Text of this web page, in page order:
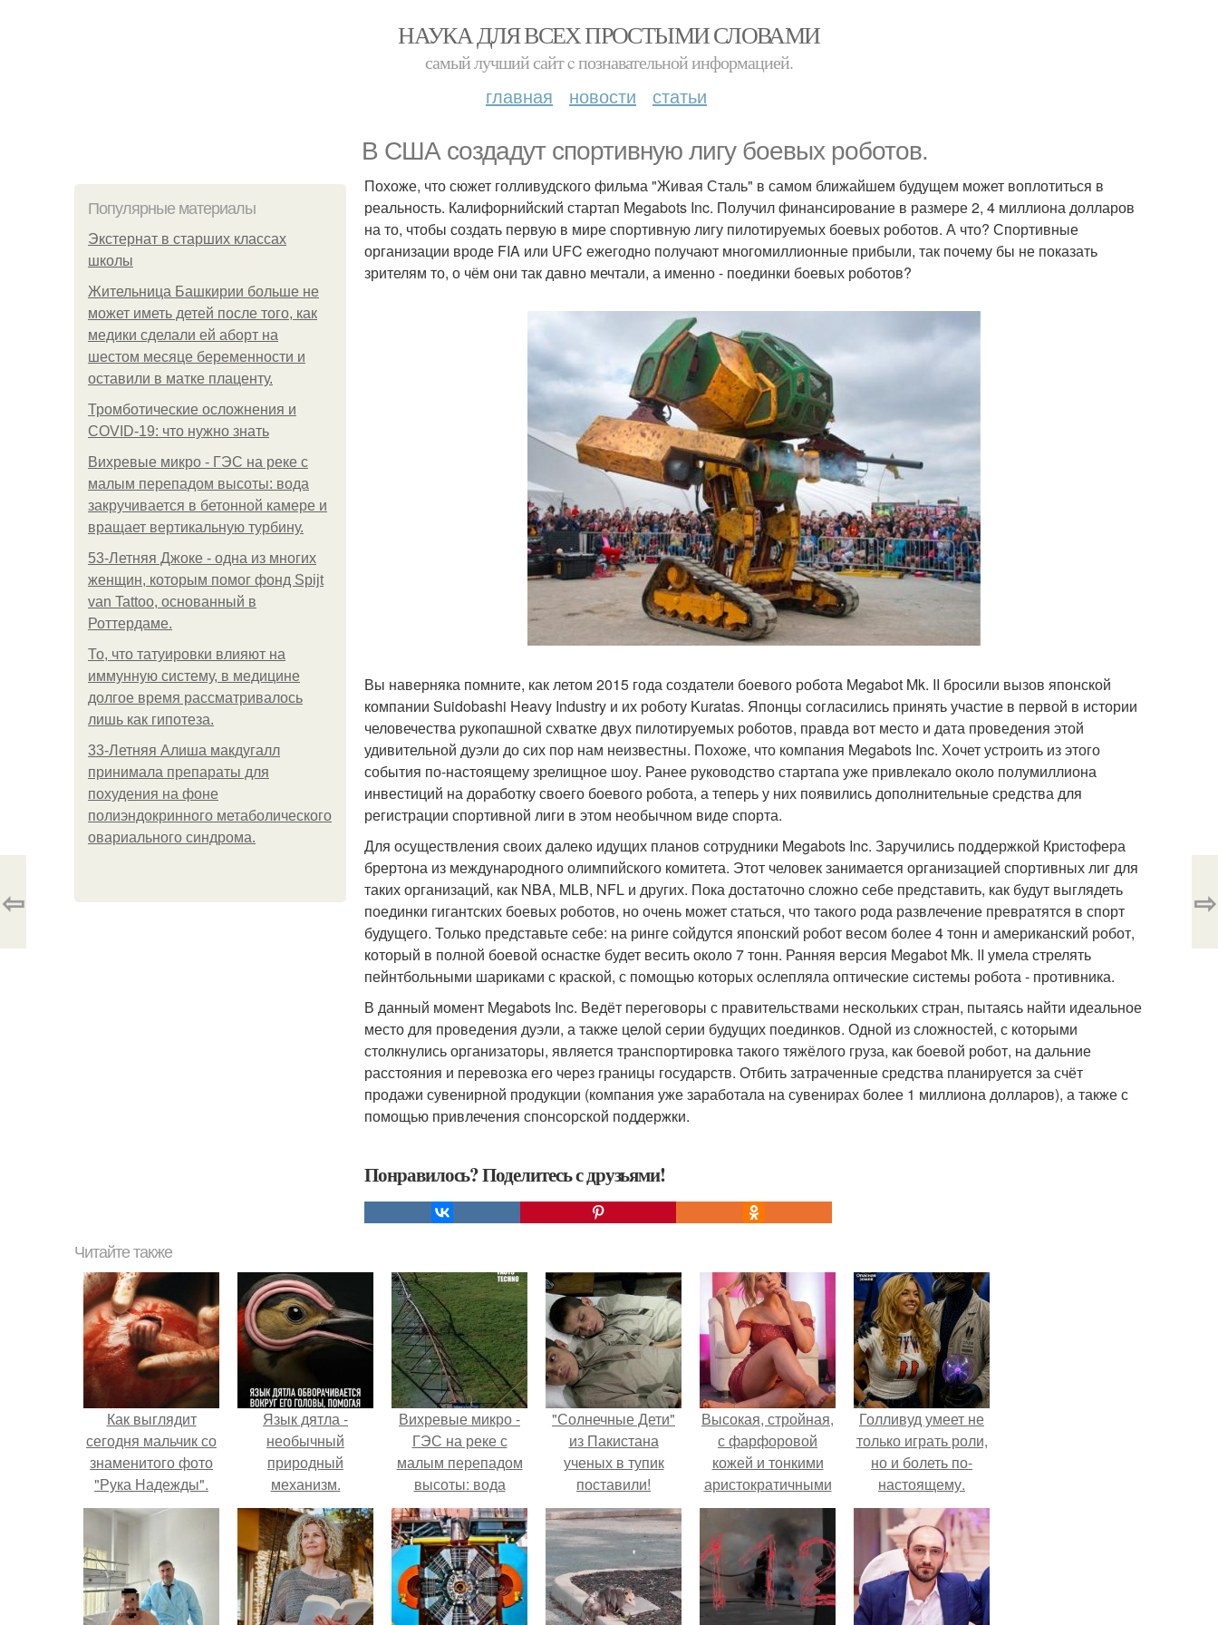
НАУКА ДЛЯ ВСЕХ ПРОСТЫМИ СЛОВАМИ
самый лучший сайт c познавательной информацией.
главная новости статьи
В США создадут спортивную лигу боевых роботов.
Популярные материалы
Экстернат в старших классах
школы
Жительница Башкирии больше не
может иметь детей после того, как
медики сделали ей аборт на
шестом месяце беременности и
оставили в матке плаценту.
Тромботические осложнения и
COVID-19: что нужно знать
Вихревые микро - ГЭС на реке с
малым перепадом высоты: вода
закручивается в бетонной камере и
вращает вертикальную турбину.
53-Летняя Джоке - одна из многих
женщин, которым помог фонд Spijt
van Tattoo, основанный в
Роттердаме.
То, что татуировки влияют на
иммунную систему, в медицине
долгое время рассматривалось
лишь как гипотеза.
33-Летняя Алиша макдугалл
принимала препараты для
похудения на фоне
полиэндокринного метаболического
овариального синдрома.
Похоже, что сюжет голливудского фильма "Живая Сталь" в самом ближайшем будущем может воплотиться в
реальность. Калифорнийский стартап Megabots Inc. Получил финансирование в размере 2, 4 миллиона долларов
на то, чтобы создать первую в мире спортивную лигу пилотируемых боевых роботов. А что? Спортивные
организации вроде FIA или UFC ежегодно получают многомиллионные прибыли, так почему бы не показать
зрителям то, о чём они так давно мечтали, а именно - поединки боевых роботов?
Вы наверняка помните, как летом 2015 года создатели боевого робота Megabot Mk. II бросили вызов японской
компании Suidobashi Heavy Industry и их роботу Kuratas. Японцы согласились принять участие в первой в истории
человечества рукопашной схватке двух пилотируемых роботов, правда вот место и дата проведения этой
удивительной дуэли до сих пор нам неизвестны. Похоже, что компания Megabots Inc. Хочет устроить из этого
события по-настоящему зрелищное шоу. Ранее руководство стартапа уже привлекало около полумиллиона
инвестиций на доработку своего боевого робота, а теперь у них появились дополнительные средства для
регистрации спортивной лиги в этом необычном виде спорта.
Для осуществления своих далеко идущих планов сотрудники Megabots Inc. Заручились поддержкой Кристофера
брертона из международного олимпийского комитета. Этот человек занимается организацией спортивных лиг для
таких организаций, как NBA, MLB, NFL и других. Пока достаточно сложно себе представить, как будут выглядеть
поединки гигантских боевых роботов, но очень может статься, что такого рода развлечение превратятся в спорт
будущего. Только представьте себе: на ринге сойдутся японский робот весом более 4 тонн и американский робот,
который в полной боевой оснастке будет весить около 7 тонн. Ранняя версия Megabot Mk. II умела стрелять
пейнтбольными шариками с краской, с помощью которых ослепляла оптические системы робота - противника.
В данный момент Megabots Inc. Ведёт переговоры с правительствами нескольких стран, пытаясь найти идеальное
место для проведения дуэли, а также целой серии будущих поединков. Одной из сложностей, с которыми
столкнулись организаторы, является транспортировка такого тяжёлого груза, как боевой робот, на дальние
расстояния и перевозка его через границы государств. Отбить затраченные средства планируется за счёт
продажи сувенирной продукции (компания уже заработала на сувенирах более 1 миллиона долларов), а также с
помощью привлечения спонсорской поддержки.
Понравилось? Поделитесь с друзьями!
⇦ ⇨
Читайте также
Как выглядит
сегодня мальчик со
знаменитого фото
"Рука Надежды".
Язык дятла -
необычный
природный
механизм.
Вихревые микро -
ГЭС на реке с
малым перепадом
высоты: вода
закручивается в
бетонной камере и
вращает
вертикальную
турбину.
"Солнечные Дети"
из Пакистана
ученых в тупик
поставили!
Высокая, стройная,
с фарфоровой
кожей и тонкими
аристократичными
чертами, эль
выглядит так, будто
сошла с полотна
художника.
Голливуд умеет не
только играть роли,
но и болеть по-
настоящему.